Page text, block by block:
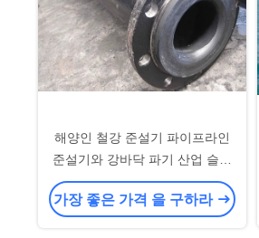
해양인 철강 준설기 파이프라인
준설기와 강바닥 파기 산업 슬러
리
가장 좋은 가격 을 구하라